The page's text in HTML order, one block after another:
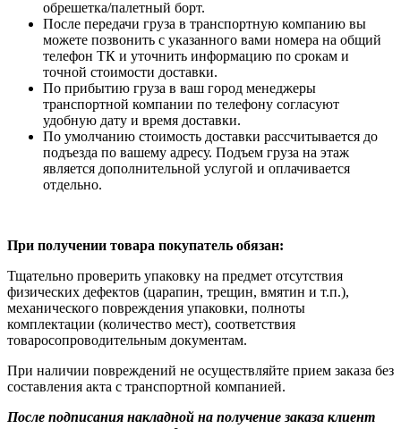
обрешетка/палетный борт.
После передачи груза в транспортную компанию вы
можете позвонить с указанного вами номера на общий
телефон ТК и уточнить информацию по срокам и
точной стоимости доставки.
По прибытию груза в ваш город менеджеры
транспортной компании по телефону согласуют
удобную дату и время доставки.
По умолчанию стоимость доставки рассчитывается до
подъезда по вашему адресу. Подъем груза на этаж
является дополнительной услугой и оплачивается
отдельно.
При получении товара покупатель обязан:
Тщательно проверить упаковку на предмет отсутствия
физических дефектов (царапин, трещин, вмятин и т.п.),
механического повреждения упаковки, полноты
комплектации (количество мест), соответствия
товаросопроводительным документам.
При наличии повреждений не осуществляйте прием заказа без
составления акта с транспортной компанией.
После подписания накладной на получение заказа клиент